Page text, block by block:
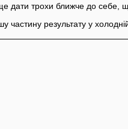
дати трохи ближче до себе,
результату у